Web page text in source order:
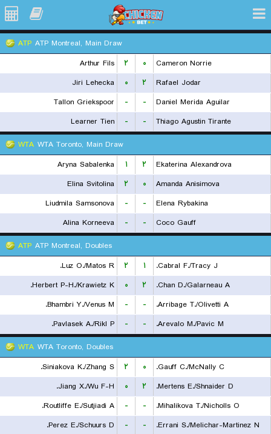
ATP ATP Montreal, Main Draw
Arthur Fils
۲ ۰
Cameron Norrie
Jiri Lehecka
۰ ۲
Rafael Jodar
Tallon Griekspoor
- -
Daniel Merida Aguilar
Learner Tien
- -
Thiago Agustin Tirante
WTA WTA Toronto, Main Draw
Aryna Sabalenka
۱ ۲
Ekaterina Alexandrova
Elina Svitolina
۲ ۰
Amanda Anisimova
Liudmila Samsonova
- -
Elena Rybakina
Alina Korneeva
- -
Coco Gauff
ATP ATP Montreal, Doubles
Luz O./Matos R.
۲ ۱
Cabral F./Tracy J.
Herbert P-H./Krawietz K.
۰ ۲
Chan D./Galarneau A.
Bhambri Y./Venus M.
- -
Arribage T./Olivetti A.
Pavlasek A./Rikl P.
- -
Arevalo M./Pavic M.
WTA WTA Toronto, Doubles
Siniakova K./Zhang S.
۲ ۰
Gauff C./McNally C.
Jiang X./Wu F-H.
۰ ۲
Mertens E./Shnaider D.
Routliffe E./Sutjiadi A.
- -
Mihalikova T./Nicholls O.
Perez E./Schuurs D.
- -
Errani S./Melichar-Martinez N.